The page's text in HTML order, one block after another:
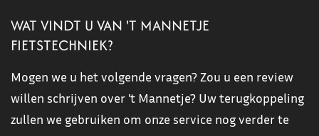
WAT VINDT U VAN 'T MANNETJE
FIETSTECHNIEK?
Mogen we u het volgende vragen? Zou u een review
willen schrijven over 't Mannetje? Uw terugkoppeling
zullen we gebruiken om onze service nog verder te